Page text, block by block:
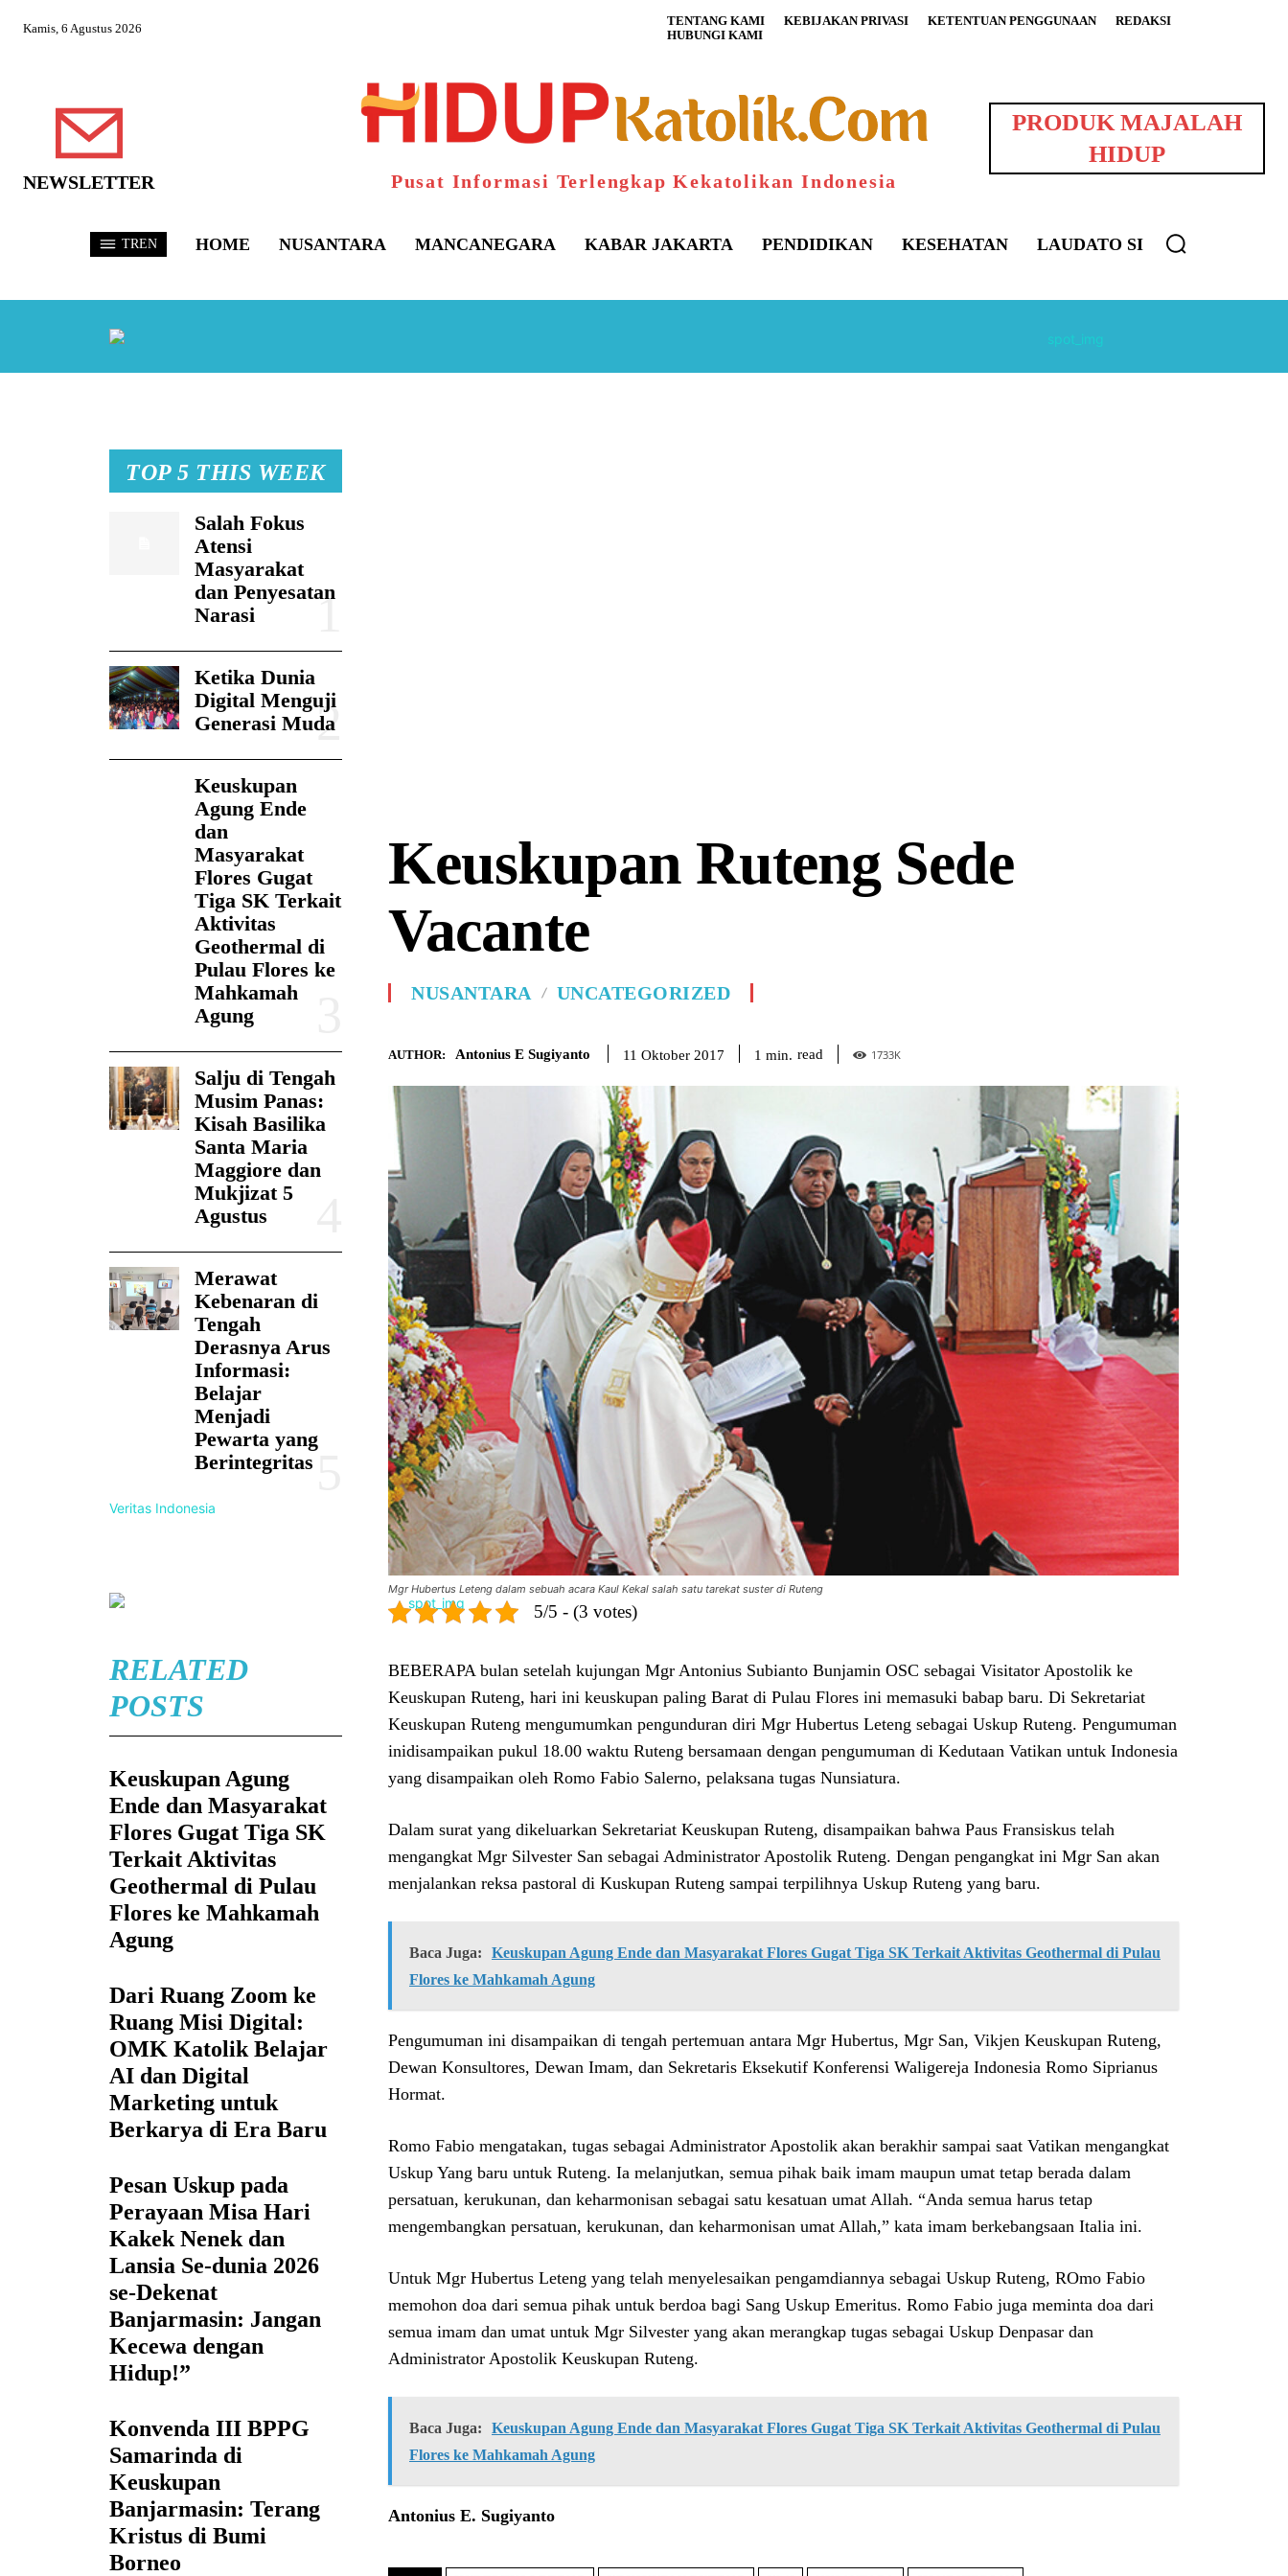
Kamis, 6 Agustus 2026 TENTANG KAMI KEBIJAKAN PRIVASI KETENTUAN PENGGUNAAN
REDAKSI
HUBUNGI KAMI
NEWSLETTER Pusat Informasi Terlengkap Kekatolikan Indonesia
PRODUK MAJALAH
HIDUP
TREN HOME NUSANTARA MANCANEGARA KABAR JAKARTA PENDIDIKAN KESEHATAN LAUDATO SI
TOP 5 THIS WEEK
Salah Fokus
Atensi
Masyarakat
dan Penyesatan
Narasi
Ketika Dunia
Digital Menguji
Generasi Muda
Keuskupan
Agung Ende
dan
Masyarakat
Flores Gugat
Tiga SK Terkait
Aktivitas
Geothermal di
Pulau Flores ke
Mahkamah
Agung
Salju di Tengah
Musim Panas:
Kisah Basilika
Santa Maria
Maggiore dan
Mukjizat 5
Agustus
Merawat
Kebenaran di
Tengah
Derasnya Arus
Informasi:
Belajar
Menjadi
Pewarta yang
Berintegritas
Veritas Indonesia
RELATED
POSTS
Keuskupan Agung
Ende dan Masyarakat
Flores Gugat Tiga SK
Terkait Aktivitas
Geothermal di Pulau
Flores ke Mahkamah
Agung
Dari Ruang Zoom ke
Ruang Misi Digital:
OMK Katolik Belajar
AI dan Digital
Marketing untuk
Berkarya di Era Baru
Pesan Uskup pada
Perayaan Misa Hari
Kakek Nenek dan
Lansia Se-dunia 2026
se-Dekenat
Banjarmasin: Jangan
Kecewa dengan
Hidup!”
Konvenda III BPPG
Samarinda di
Keuskupan
Banjarmasin: Terang
Kristus di Bumi
Borneo
Keuskupan Ruteng Sede
Vacante
NUSANTARA UNCATEGORIZED
AUTHOR: Antonius E Sugiyanto 11 Oktober 2017 1 min. read 1733K
Mgr Hubertus Leteng dalam sebuah acara Kaul Kekal salah satu tarekat suster di Ruteng
5/5 - (3 votes)
BEBERAPA bulan setelah kujungan Mgr Antonius Subianto Bunjamin OSC sebagai Visitator Apostolik ke
Keuskupan Ruteng, hari ini keuskupan paling Barat di Pulau Flores ini memasuki babap baru. Di Sekretariat
Keuskupan Ruteng mengumumkan pengunduran diri Mgr Hubertus Leteng sebagai Uskup Ruteng. Pengumuman
inidisampaikan pukul 18.00 waktu Ruteng bersamaan dengan pengumuman di Kedutaan Vatikan untuk Indonesia
yang disampaikan oleh Romo Fabio Salerno, pelaksana tugas Nunsiatura.
Dalam surat yang dikeluarkan Sekretariat Keuskupan Ruteng, disampaikan bahwa Paus Fransiskus telah
mengangkat Mgr Silvester San sebagai Administrator Apostolik Ruteng. Dengan pengangkat ini Mgr San akan
menjalankan reksa pastoral di Kuskupan Ruteng sampai terpilihnya Uskup Ruteng yang baru.
Baca Juga:
Keuskupan Agung Ende dan Masyarakat Flores Gugat Tiga SK Terkait Aktivitas Geothermal di Pulau
Flores ke Mahkamah Agung
Pengumuman ini disampaikan di tengah pertemuan antara Mgr Hubertus, Mgr San, Vikjen Keuskupan Ruteng,
Dewan Konsultores, Dewan Imam, dan Sekretaris Eksekutif Konferensi Waligereja Indonesia Romo Siprianus
Hormat.
Romo Fabio mengatakan, tugas sebagai Administrator Apostolik akan berakhir sampai saat Vatikan mengangkat
Uskup Yang baru untuk Ruteng. Ia melanjutkan, semua pihak baik imam maupun umat tetap berada dalam
persatuan, kerukunan, dan keharmonisan sebagai satu kesatuan umat Allah. “Anda semua harus tetap
mengembangkan persatuan, kerukunan, dan keharmonisan umat Allah,” kata imam berkebangsaan Italia ini.
Untuk Mgr Hubertus Leteng yang telah menyelesaikan pengamdiannya sebagai Uskup Ruteng, ROmo Fabio
memohon doa dari semua pihak untuk berdoa bagi Sang Uskup Emeritus. Romo Fabio juga meminta doa dari
semua imam dan umat untuk Mgr Silvester yang akan merangkap tugas sebagai Uskup Denpasar dan
Administrator Apostolik Keuskupan Ruteng.
Baca Juga:
Keuskupan Agung Ende dan Masyarakat Flores Gugat Tiga SK Terkait Aktivitas Geothermal di Pulau
Flores ke Mahkamah Agung
Antonius E. Sugiyanto